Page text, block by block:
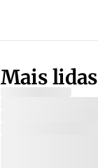
Mais lidas